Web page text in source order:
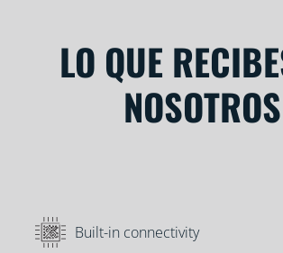
LO QUE
NOSOTROS
Built-in connectivity